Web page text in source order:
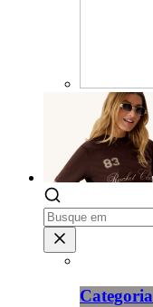
Categoria